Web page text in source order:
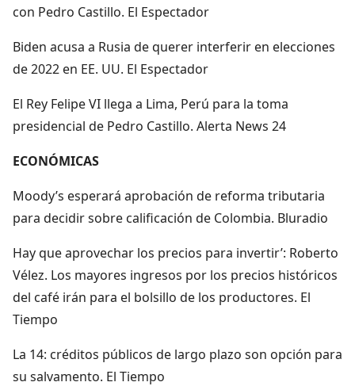
con Pedro Castillo. El Espectador
Biden acusa a Rusia de querer interferir en elecciones
de 2022 en EE. UU. El Espectador
El Rey Felipe VI llega a Lima, Perú para la toma
presidencial de Pedro Castillo. Alerta News 24
ECONÓMICAS
Moody’s esperará aprobación de reforma tributaria
para decidir sobre calificación de Colombia. Bluradio
Hay que aprovechar los precios para invertir’: Roberto
Vélez. Los mayores ingresos por los precios históricos
del café irán para el bolsillo de los productores. El
Tiempo
La 14: créditos públicos de largo plazo son opción para
su salvamento. El Tiempo